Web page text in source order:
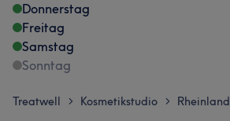
Donnerstag
Freitag
Samstag
Sonntag
Treatwell > Kosmetikstudio > Rheinland